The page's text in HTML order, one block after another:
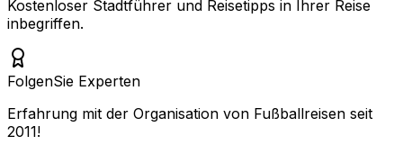
Kostenloser Stadtführer und Reisetipps in Ihrer Reise
inbegriffen.
FolgenSie Experten
Erfahrung mit der Organisation von Fußballreisen seit
2011!